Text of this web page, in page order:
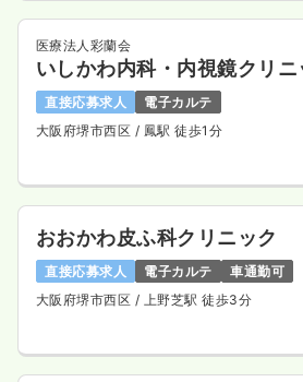
医療法人彩蘭会
いしかわ内科・内視鏡クリニ
直接応募求人
電子カルテ
大阪府堺市西区 / 鳳駅 徒歩1分
おおかわ皮ふ科クリニック
直接応募求人 電子カルテ
車通勤可
大阪府堺市西区 / 上野芝駅 徒歩3分